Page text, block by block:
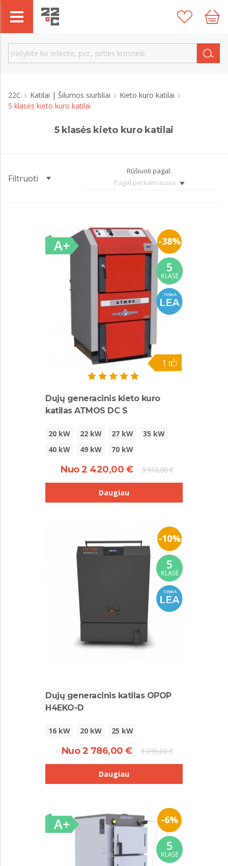
22C Katilai | Šilumos siurbliai
Kieto kuro katilai
5 klasės kieto kuro katilai
5 klasės kieto kuro katilai
Filtruoti
Rūšiuoti pagal:
Pagal perkamiausia
-38%
1
Dujų generacinis kieto kuro
katilas ATMOS DC S
20 kW 22 kW 27 kW
35 kW
40 kW
49 kW 70 kW
Nuo 2 420,00 € 3 910,00 €
Daugiau
-10%
Dujų generacinis katilas OPOP
H4EKO-D
16 kW 20 kW 25 kW
Nuo 2 786,00 € 3 099,00 €
Daugiau
-6%